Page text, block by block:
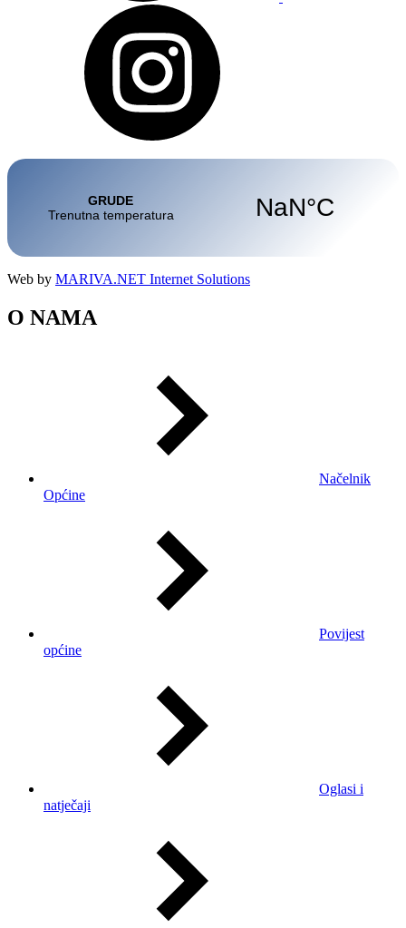
Web by MARIVA.NET Internet Solutions
O NAMA
Načelnik
Općine
Povijest
općine
Oglasi i
natječaji